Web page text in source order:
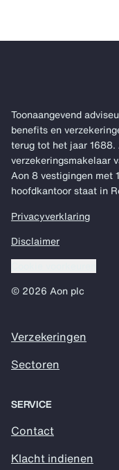
Toonaangevend
benefits en
terug tot het jaar
verzekeringsmakelaar
Aon 8 vestigingen met
hoofdkantoor staat in
Privacyverklaring
Disclaimer
© 2026 Aon plc
Verzekeringen
Sectoren
SERVICE
Contact
Klacht indienen